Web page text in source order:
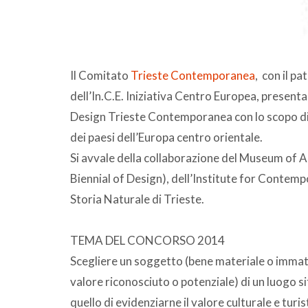
Il Comitato Trieste Contemporanea, con il
dell’In.C.E. Iniziativa Centro Europea,
Design Trieste Contemporanea con lo scopo
dei paesi dell’Europa centro orientale.
Si avvale della collaborazione del Museum of
Biennial of Design), dell’Institute for
Storia Naturale di Trieste.
TEMA DEL CONCORSO 2014
Scegliere un soggetto (bene materiale o
valore riconosciuto o potenziale) di un luogo
quello di evidenziarne il valore culturale e